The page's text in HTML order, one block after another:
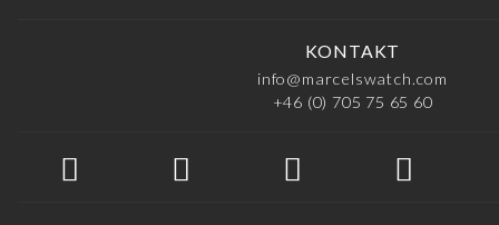
KONTAKT
info@marcelswatch.com
+46 (0) 705 75 65 60